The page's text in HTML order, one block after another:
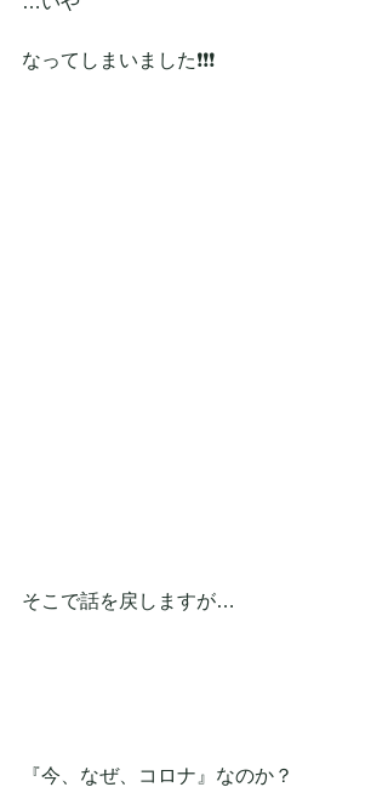
なってしまいました❗❗❗
そこで話を戻しますが…
『今、なぜ、コロナ』なのか？